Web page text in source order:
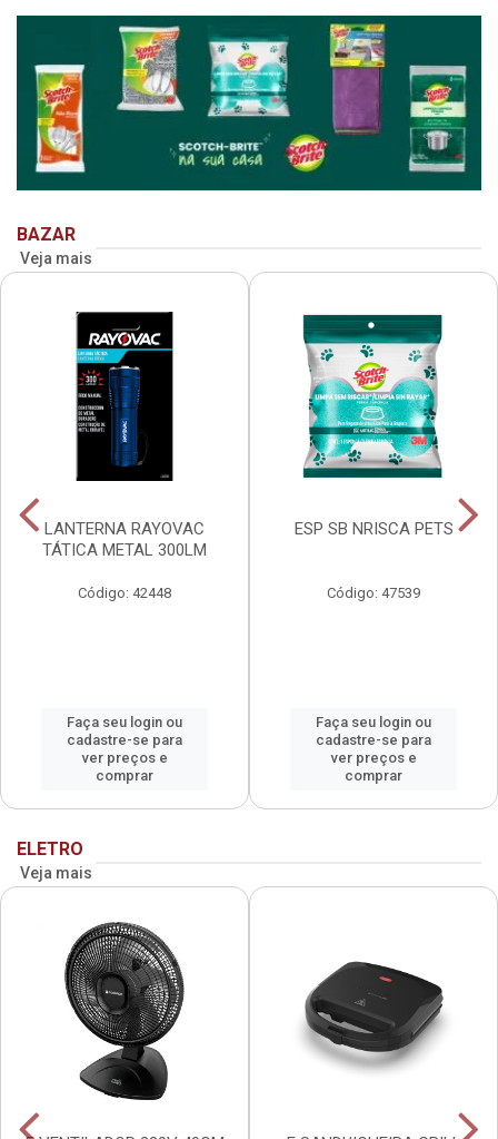
BAZAR
Veja mais
LANTERNA RAYOVAC
TÁTICA METAL 300LM
Código: 42448
Faça seu login ou
cadastre-se para
ver preços e
comprar
ESP SB NRISCA PETS
Código: 47539
Faça seu login ou
cadastre-se para
ver preços e
comprar
ELETRO
Veja mais